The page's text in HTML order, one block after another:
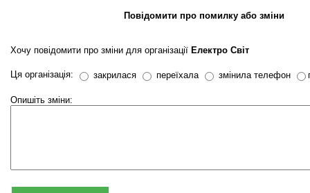
Повідомити про помилку або зміни
Хочу повідомити про зміни для організації Електро Світ
Ця організація: закрилася переїхала змінила телефон
Опишіть зміни: